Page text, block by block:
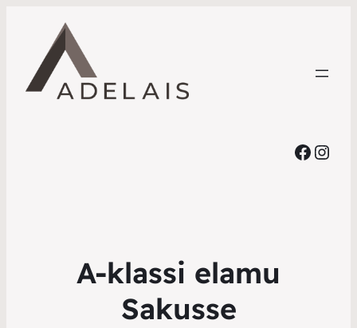
A-klassi elamu
Sakusse